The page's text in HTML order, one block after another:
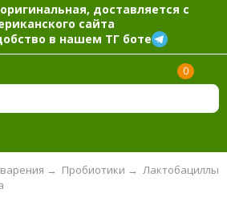
доставляется с
сайта
в нашем ТГ боте
0
→ Пробиотики → Лактобациллы